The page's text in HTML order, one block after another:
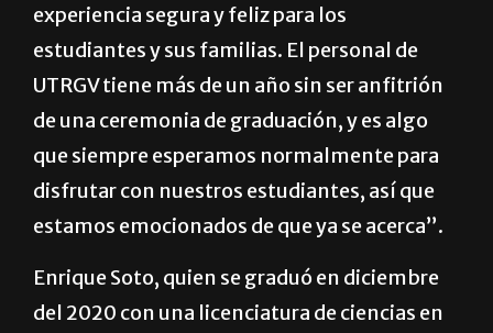
experiencia segura y feliz para los
estudiantes y sus familias. El personal de
UTRGV tiene más de un año sin ser anfitrión
de una ceremonia de graduación, y es algo
que siempre esperamos normalmente para
disfrutar con nuestros estudiantes, así que
estamos emocionados de que ya se acerca”.
Enrique Soto, quien se graduó en diciembre
del 2020 con una licenciatura de ciencias en